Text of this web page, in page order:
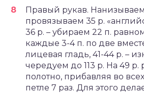
Правый рукав.
провязываем 35 р.
36 р. – убираем 22 п.
каждые 3-4 п. по две
лицевая гладь, 41-44 р. –
чередуем до 113 р. На 49
полотно, прибавляя во
петле 7 раз. Для этого